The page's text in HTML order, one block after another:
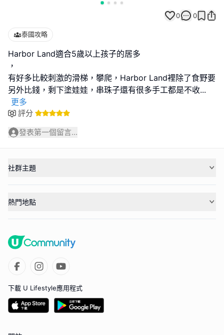
0 0
泰國攻略
Harbor Land適合5歲以上孩子的居多
，
有好多比較刺激的滑梯，攀爬，Harbor Land裡除了食野要
另外比錢，剩下塗娃娃，串珠子還有很多手工都是不收...
更多
評分
發表第一個留言...
社群主題
熱門地點
下載 U Lifestyle應用程式